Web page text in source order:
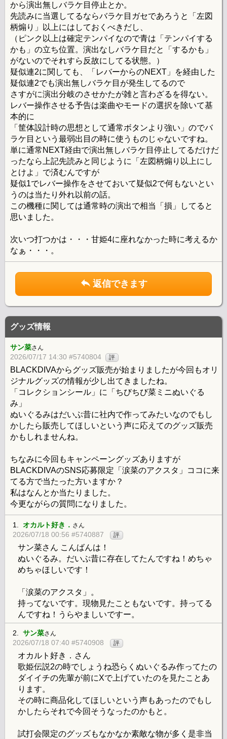
から演出無しバラケ目停止とか。
先読みに当選してるならバラケ目ガセであろうと「左図
柄煽り」以上にはしておくべきだし、
（ピンク以上は確定テンパイなので青は「テンパイする
かも」の立ち位置。演出なしバラケ目だと「するかも」
がないのでそれすら反故にしてる状態。）
疑似連2に関しても、「レバーからのNEXT」を経由した
疑似連2でも演出無しバラケ目が発生してるので
さすがに演出分岐のさせかたが雑と言わざるを得ない。
レバー操作させる予告は楽曲やモードの選択を除いて基
本的に
「筐体設計時の思想として通常ボタンより強い」のでバ
ラケ目という最弱出目の時に使うものじゃないですね。
単に通常NEXT経由で演出無しバラケ目停止してるだけだ
ったなら上記先読みと同じように「左図柄煽り以上にし
とけよ」で済むんですが
疑似1でレバー操作をさせておいて疑似2で何もないとい
うのは当たり外れ以前の話。
この機種に関しては通常時の演出で相当「損」してると
思いました。
次いつ打つかは・・・甘姫4に座れなかった時に考えるか
なぁ・・・。
返信できます
グッズ情報
サン菜さん
2026/07/17 14:30 #5740804 評
BLACKDIVAからグッズ販売が始まりましたが今回もオリ
ジナルグッズの情報が少し出てきましたね。
「コレクションシール」に「ちびちび菜ミニぬいぐる
み」
ぬいぐるみはだいぶ昔に社内で作ってみたいなのでもし
かしたら販売してほしいという声に応えてのグッズ販売
かもしれませんね。
ちなみに今回もキャンペーングッズありますが
BLACKDIVAのSNS応募限定「涙菜のアクスタ」ココに来
てる方で当たった方いますか？
私はなんとか当たりました。
今更ながらの質問になりました。
1. オカルト好き． さん
2026/07/18 00:56 #5740887 評
サン菜さん こんばんは！
ぬいぐるみ。だいぶ昔に存在してたんですね！めちゃ
めちゃほしいです！
「涙菜のアクスタ」。
持ってないです。現物見たこともないです。持ってる
んですね！うらやましいですー。
2. サン菜さん
2026/07/18 07:40 #5740908 評
オカルト好き．さん
歌姫伝説2の時でしょうね恐らくぬいぐるみ作ってたの
ダイイチの先輩が前にXで上げていたのを見たことあ
ります。
その時に商品化してほしいという声もあったのでもし
かしたらそれで今回そうなったのかもと。
試打会限定のグッズもなかなか素敵な物が多く是非当